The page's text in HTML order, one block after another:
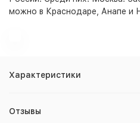
можно в Краснодаре, Анапе и
Характеристики
Отзывы